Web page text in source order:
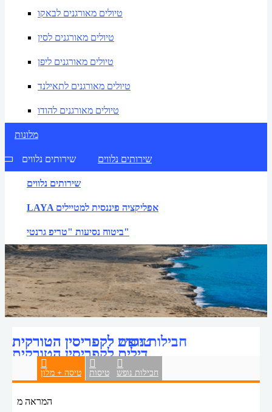
טיולים מאורגנים לבאקו
טיולים מאורגנים לסין
טיולים מאורגנים ליפן
טיולים מאורגנים לתאילנד
טיולים מאורגנים להודו
מלונות
שירותים נלווים שירותים נלווים
שירותים נלווים
LAYA אפליקציה פיננסית למטיילים
ביטוח נסיעות "טריפ גרנטי"
טיסה + מלון טיסות חבילות נופש
דילים לקפריסין הטורקית
המראה מ
טיסות לקפריסין הטורקית
חבילות נופש לקפריסין הטורקית